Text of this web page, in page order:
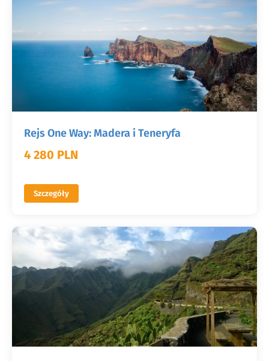
Rejs One Way: Madera i Teneryfa
4 280 PLN
Szczegóły